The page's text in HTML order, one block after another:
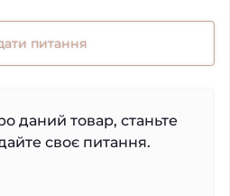
питання
даний товар, станьте
своє питання.